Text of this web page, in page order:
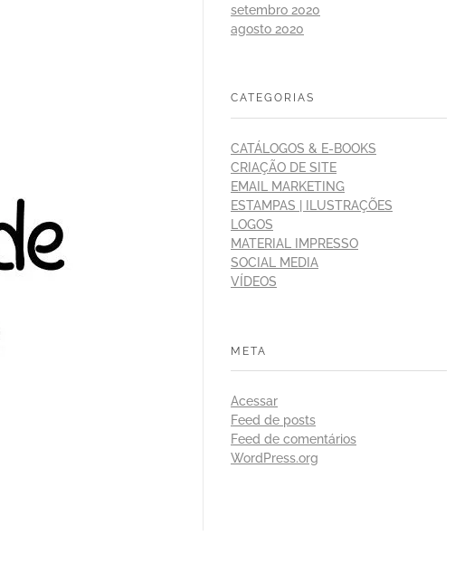
setembro 2020
agosto 2020
CATEGORIAS
CATÁLOGOS & E-BOOKS
CRIAÇÃO DE SITE
EMAIL MARKETING
ESTAMPAS | ILUSTRAÇÕES
LOGOS
MATERIAL IMPRESSO
SOCIAL MEDIA
VÍDEOS
META
Acessar
Feed de posts
Feed de comentários
WordPress.org